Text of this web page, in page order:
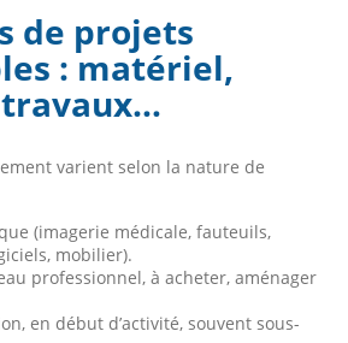
de projets
: matériel,
varient selon la nature de
(imagerie médicale, fauteuils,
mobilier).
professionnel, à acheter, aménager
en début d’activité, souvent sous-